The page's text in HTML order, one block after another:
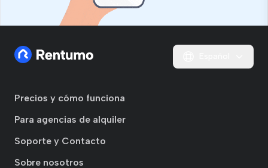
Precios y cómo funciona
Para agencias de alquiler
Soporte y Contacto
Sobre nosotros